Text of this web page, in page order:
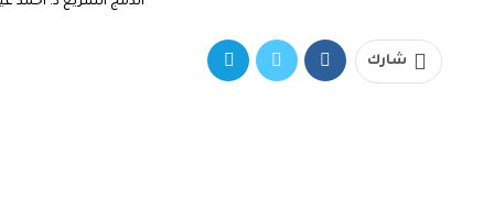
شارك